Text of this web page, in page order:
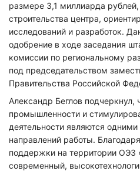
размере 3,1 миллиарда
строительства центра,
исследований и разработок.
одобрение в ходе заседания
комиссии по региональному
под председательством
Правительства Российской
Александр Беглов подчеркнул,
промышленности и
деятельности являются
направлений работы.
поддержки на территории
современный,